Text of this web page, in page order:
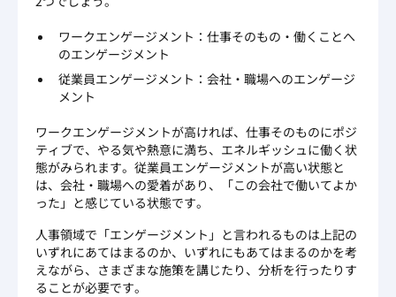
ワークエンゲージメント：仕事そのもの・働くことへ
のエンゲージメント
従業員エンゲージメント：会社・職場へのエンゲージ
メント
ワークエンゲージメントが高ければ、仕事そのものにポジ
ティブで、やる気や熱意に満ち、エネルギッシュに働く状
態がみられます。従業員エンゲージメントが高い状態と
は、会社・職場への愛着があり、「この会社で働いてよか
った」と感じている状態です。
人事領域で「エンゲージメント」と言われるものは上記の
いずれにあてはまるのか、いずれにもあてはまるのかを考
えながら、さまざまな施策を講じたり、分析を行ったりす
ることが必要です。